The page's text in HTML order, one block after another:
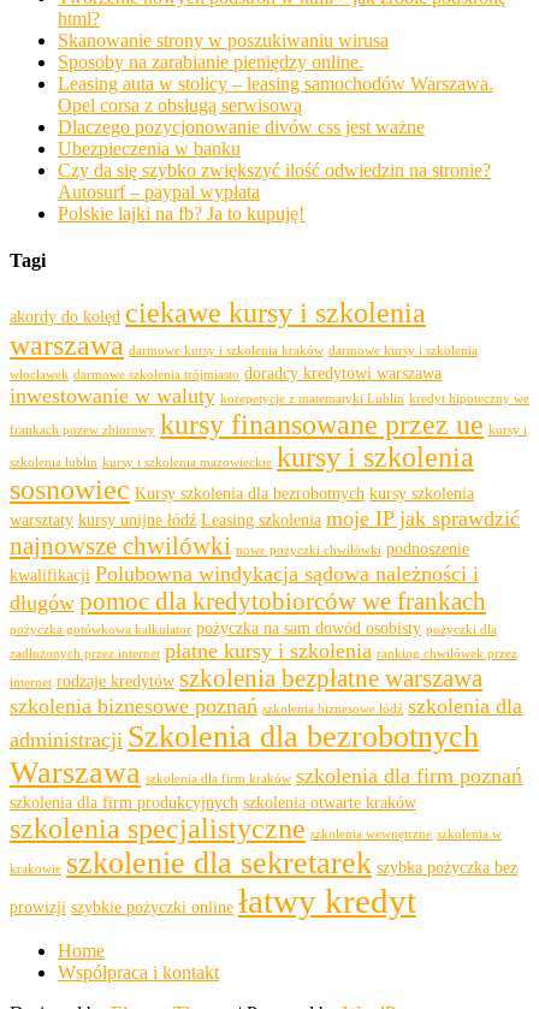
html?
Skanowanie strony w poszukiwaniu wirusa
Sposoby na zarabianie pieniędzy online.
Leasing auta w stolicy – leasing samochodów Warszawa.
Opel corsa z obsługą serwisową
Dlaczego pozycjonowanie divów css jest ważne
Ubezpieczenia w banku
Czy da się szybko zwiększyć ilość odwiedzin na stronie?
Autosurf – paypal wypłata
Polskie lajki na fb? Ja to kupuję!
Tagi
akordy do kolęd ciekawe kursy i szkolenia
warszawa darmowe kursy i szkolenia kraków darmowe kursy i szkolenia
włocławek darmowe szkolenia trójmiasto doradcy kredytowi warszawa
inwestowanie w waluty korepetycje z matematyki Lublin kredyt hipoteczny we
frankach pozew zbiorowy kursy finansowane przez ue kursy i
szkolenia lublin kursy i szkolenia mazowieckie kursy i szkolenia
sosnowiec Kursy szkolenia dla bezrobotnych kursy szkolenia
warsztaty kursy unijne łódź Leasing szkolenia moje IP jak sprawdzić
najnowsze chwilówki nowe pożyczki chwilówki podnoszenie
kwalifikacji Polubowna windykacja sądowa należności i
długów pomoc dla kredytobiorców we frankach
pożyczka gotówkowa kalkulator pożyczka na sam dowód osobisty pożyczki dla
zadłużonych przez internet płatne kursy i szkolenia ranking chwilówek przez
internet rodzaje kredytów szkolenia bezpłatne warszawa
szkolenia biznesowe poznań szkolenia biznesowe łódź szkolenia dla
administracji Szkolenia dla bezrobotnych
Warszawa szkolenia dla firm kraków szkolenia dla firm poznań
szkolenia dla firm produkcyjnych szkolenia otwarte kraków
szkolenia specjalistyczne szkolenia wewnętrzne szkolenia w
krakowie szkolenie dla sekretarek szybka pożyczka bez
prowizji szybkie pożyczki online łatwy kredyt
Home
Współpraca i kontakt